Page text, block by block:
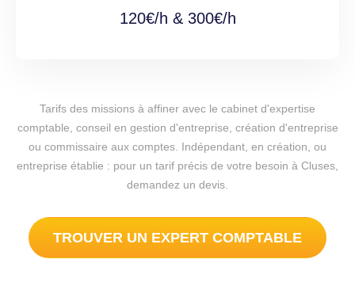
120€/h & 300€/h
Tarifs des missions à affiner avec le cabinet d'expertise
comptable, conseil en gestion d'entreprise, création d'entreprise
ou commissaire aux comptes. Indépendant, en création, ou
entreprise établie : pour un tarif précis de votre besoin à Cluses,
demandez un devis.
TROUVER UN EXPERT COMPTABLE